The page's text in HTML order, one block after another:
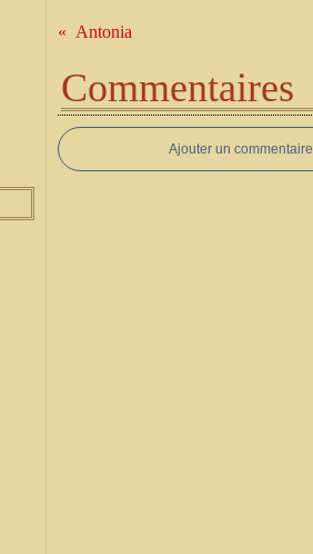
Antonia
Commentaires
Ajouter un commentaire